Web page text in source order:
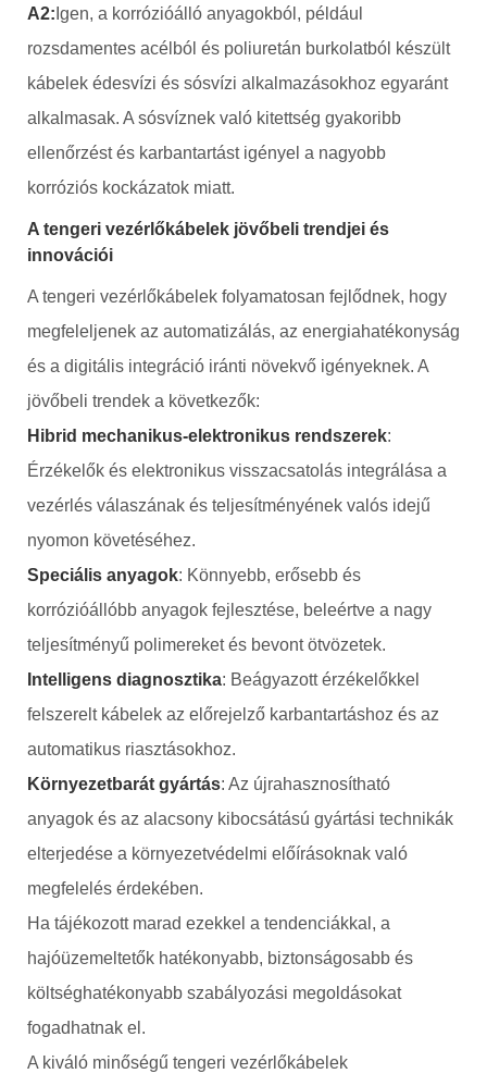
A2: Igen, a korrózióálló anyagokból, például
rozsdamentes acélból és poliuretán burkolatból készült
kábelek édesvízi és sósvízi alkalmazásokhoz egyaránt
alkalmasak. A sósvíznek való kitettség gyakoribb
ellenőrzést és karbantartást igényel a nagyobb
korróziós kockázatok miatt.
A tengeri vezérlőkábelek jövőbeli trendjei és
innovációi
A tengeri vezérlőkábelek folyamatosan fejlődnek, hogy
megfeleljenek az automatizálás, az energiahatékonyság
és a digitális integráció iránti növekvő igényeknek. A
jövőbeli trendek a következők:
Hibrid mechanikus-elektronikus rendszerek:
Érzékelők és elektronikus visszacsatolás integrálása a
vezérlés válaszának és teljesítményének valós idejű
nyomon követéséhez.
Speciális anyagok: Könnyebb, erősebb és
korrózióállóbb anyagok fejlesztése, beleértve a nagy
teljesítményű polimereket és bevont ötvözetek.
Intelligens diagnosztika: Beágyazott érzékelőkkel
felszerelt kábelek az előrejelző karbantartáshoz és az
automatikus riasztásokhoz.
Környezetbarát gyártás: Az újrahasznosítható
anyagok és az alacsony kibocsátású gyártási technikák
elterjedése a környezetvédelmi előírásoknak való
megfelelés érdekében.
Ha tájékozott marad ezekkel a tendenciákkal, a
hajóüzemeltetők hatékonyabb, biztonságosabb és
költséghatékonyabb szabályozási megoldásokat
fogadhatnak el.
A kiváló minőségű tengeri vezérlőkábelek